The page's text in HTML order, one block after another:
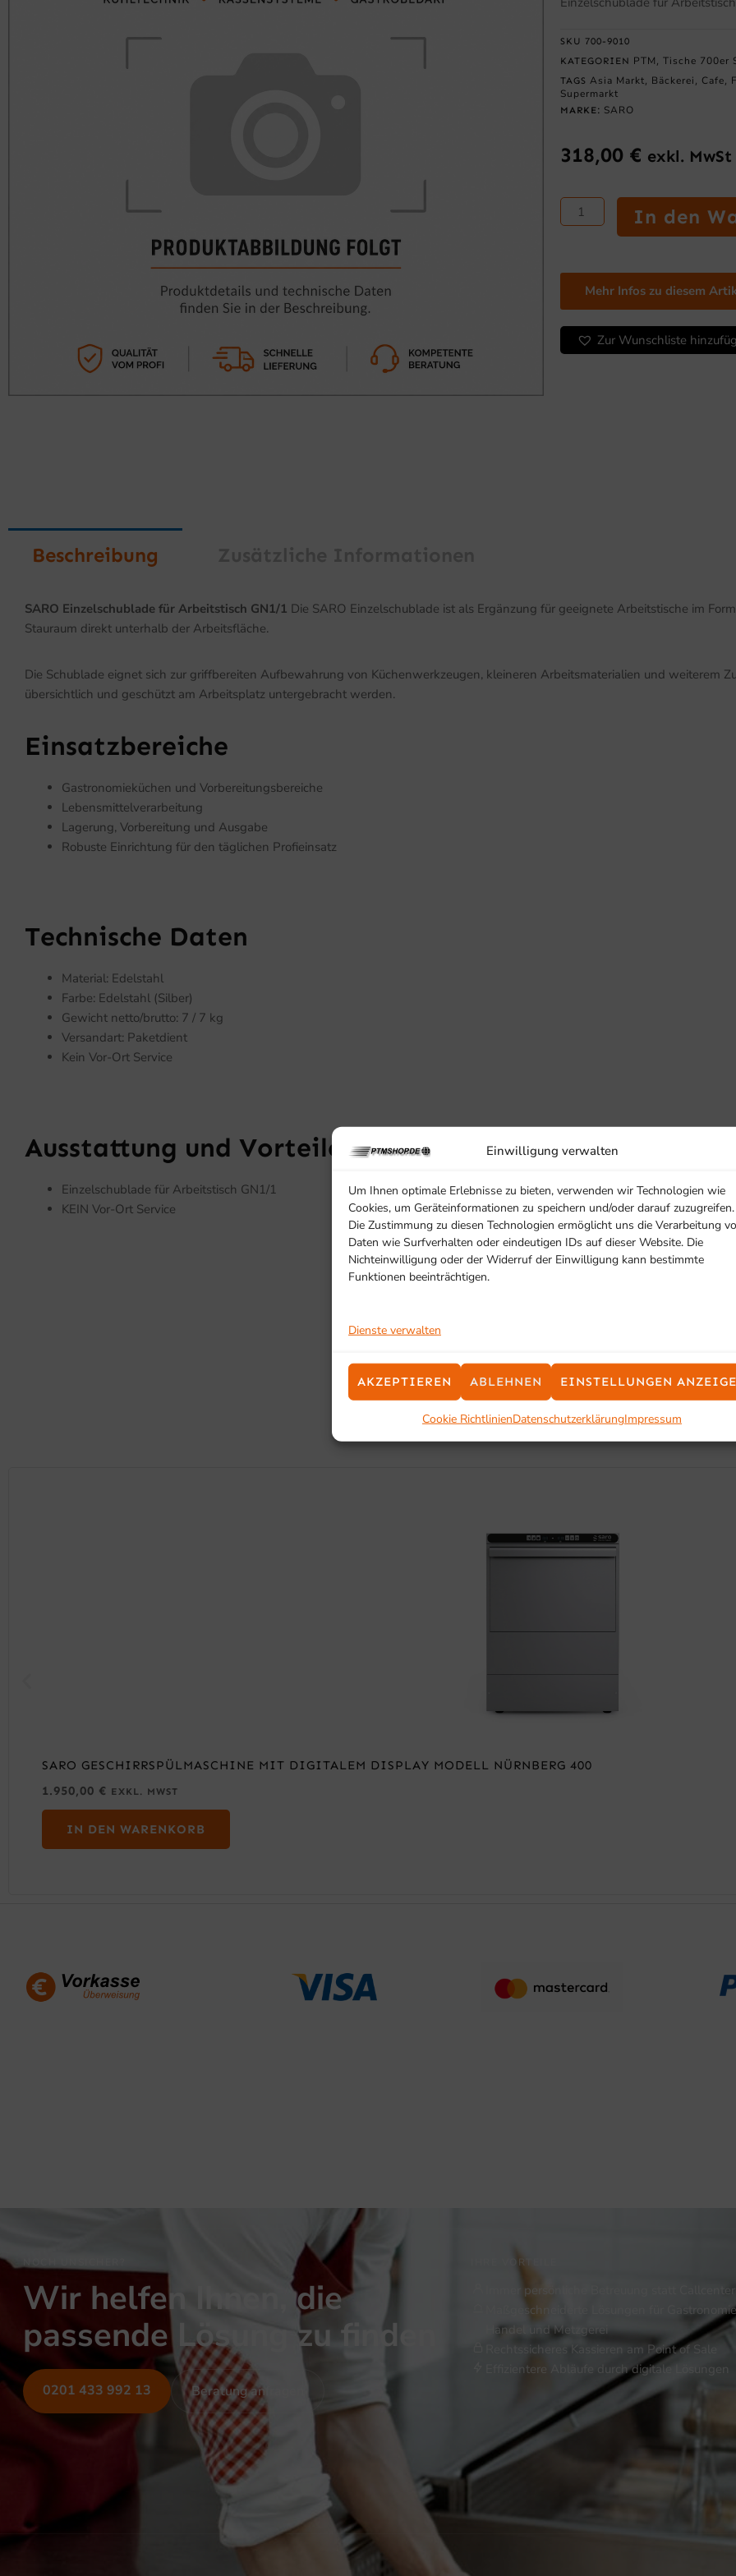
Einwilligung verwalten
Um Ihnen optimale Erlebnisse zu bieten, verwenden wir Technologien wie
Cookies, um Geräteinformationen zu speichern und/oder darauf zuzugreifen.
Die Zustimmung zu diesen Technologien ermöglicht uns die Verarbeitung
Daten wie Surfverhalten oder eindeutigen IDs auf dieser Website. Die
Nichteinwilligung oder der Widerruf der Einwilligung kann bestimmte
Funktionen beeinträchtigen.
Dienste verwalten
AKZEPTIEREN ABLEHNEN EINSTELLUNGEN
Cookie RichtlinienDatenschutzerklärungImpressum
SKU 700-9010
KATEGORIEN PTM , Tische 700er
TAGS Asia Markt, Bäckerei , Cafe,
Supermarkt
MARKE: SARO
318,00 € exkl. MwSt
SARO
Einzelschublade
GN1/1
Menge
In den
Mehr Infos zu diesem
Zur Wunschliste
Beschreibung
SARO Einzelschublade für Arbeitstisch GN1/1 Die SARO Einzelschublade ist als Ergänzung für geeignete Arbeitstische im
Stauraum direkt unterhalb der Arbeitsfläche.
Die Schublade eignet sich zur griffbereiten Aufbewahrung von Küchenwerkzeugen, kleineren Arbeitsmaterialien und weiterem
übersichtlich und geschützt am Arbeitsplatz untergebracht werden.
Einsatzbereiche
Gastronomieküchen und Vorbereitungsbereiche
Lebensmittelverarbeitung
Lagerung, Vorbereitung und Ausgabe
Robuste Einrichtung für den täglichen Profieinsatz
Technische Daten
Material: Edelstahl
Farbe: Edelstahl (Silber)
Gewicht netto/brutto: 7 / 7 kg
Versandart: Paketdient
Kein Vor-Ort Service
Ausstattung und Vorteile
Einzelschublade für Arbeitstisch GN1/1
KEIN Vor-Ort Service
Ähnliche Produkte
SARO GESCHIRRSPÜLMASCHINE MIT DIGITALEM DISPLAY MODELL NÜRNBERG 400
1.950,00 € EXKL. MWST
IN DEN WARENKORB
Wir helfen Ihnen, die
passende Lösung zu finden
0201 433 992 13 Beratung anfragen
IHRE VORTEILE
Immer persönliche Betreuung statt Callcenter
Maßgeschneiderte Lösungen für
Handel und Metzgerei
Rechtssicheres Kassieren am Point of Sale
Effizientere Abläufe durch digitale Lösungen